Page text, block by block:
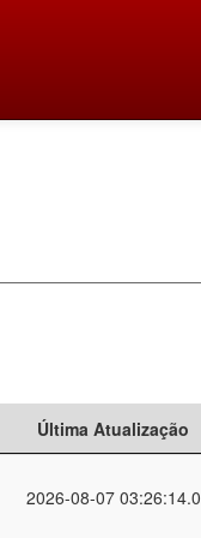
Última Atualização
2026-08-07 03:26:14.0